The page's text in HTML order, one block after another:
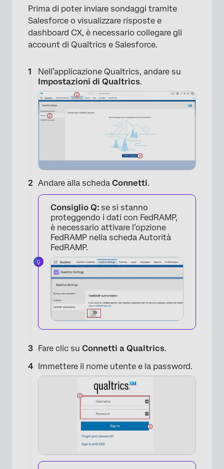
Prima di poter inviare sondaggi tramite
Salesforce o visualizzare risposte e
dashboard CX, è necessario collegare gli
account di Qualtrics e Salesforce.
Nell’applicazione Qualtrics, andare su
Impostazioni di Qualtrics.
Andare alla scheda Connetti.
Consiglio Q: se si stanno
proteggendo i dati con FedRAMP,
è necessario attivare l’opzione
FedRAMP nella scheda Autorità
FedRAMP.
Fare clic su Connetti a Qualtrics.
Immettere il nome utente e la password.